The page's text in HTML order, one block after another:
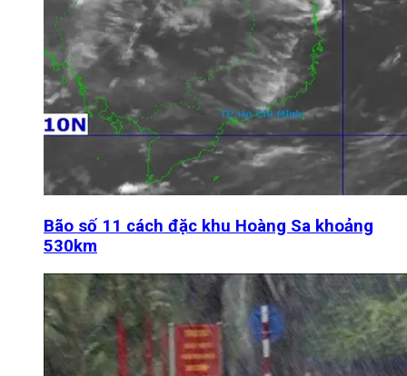
Bão số 11 cách đặc khu Hoàng Sa khoảng
530km